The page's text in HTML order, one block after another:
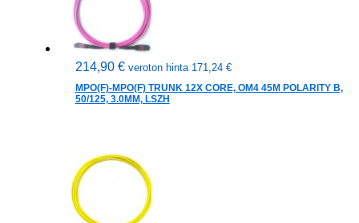
214,90 € veroton hinta 171,24 €
MPO(F)-MPO(F) TRUNK 12X CORE, OM4 45M POLARITY B,
50/125, 3.0MM, LSZH